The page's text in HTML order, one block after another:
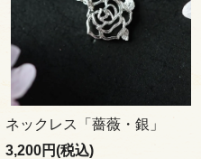
ネックレス「薔薇・銀」
3,200円(税込)